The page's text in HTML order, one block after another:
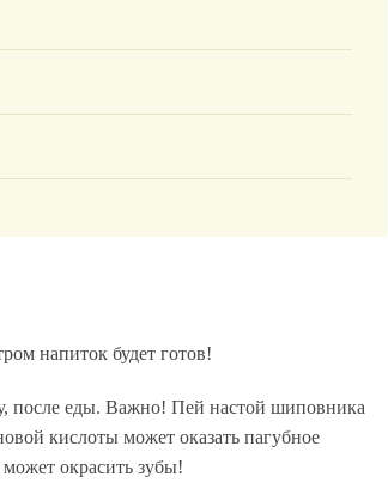
напиток будет готов!
после еды. Важно! Пей настой шиповника
кислоты может оказать пагубное
окрасить зубы!